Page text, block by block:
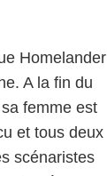
Homelander
A la fin du
femme est
et tous deux
scénaristes